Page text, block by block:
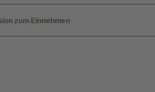
zum Einnehmen